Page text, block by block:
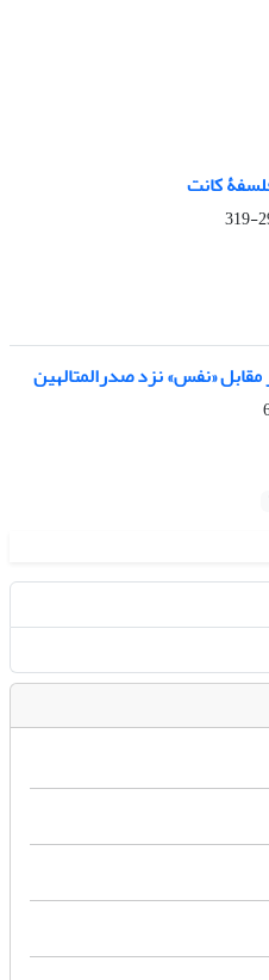
کانت
«نفس» نزد صدرالمتالهین